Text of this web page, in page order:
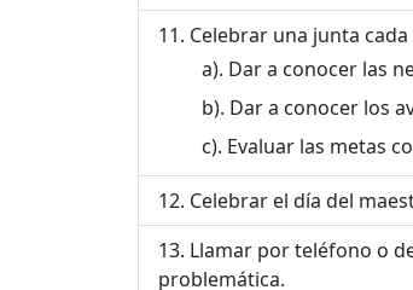
Celebrar una junta
Dar a conocer las
Dar a conocer los
Evaluar las metas
Celebrar el día del
Llamar por teléfono o
problemática.